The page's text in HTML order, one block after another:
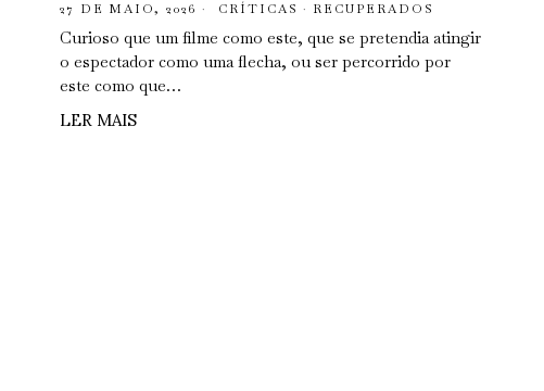
27 DE MAIO, 2026 CRÍTICAS · RECUPERADOS
Curioso que um filme como este, que se pretendia atingir
o espectador como uma flecha, ou ser percorrido por
este como que…
LER MAIS